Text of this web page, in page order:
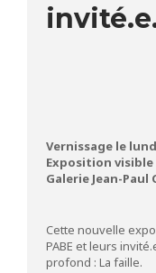
Vernissage le
Exposition visible
Galerie Jean-Paul
Cette nouvelle
PABE et leurs
profond : La faille.